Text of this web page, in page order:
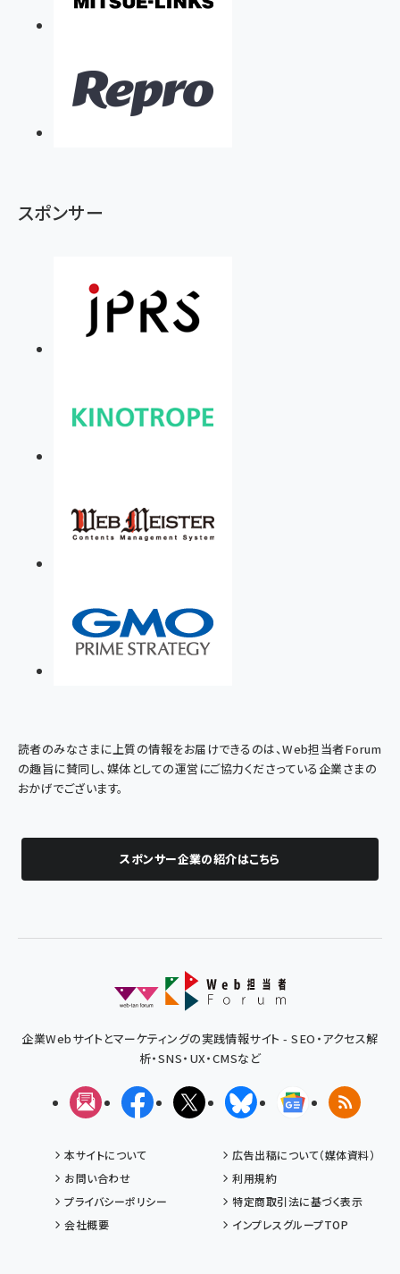
スポンサー
読者のみなさまに上質の情報をお届けできるのは、Web担当者Forum
の趣旨に賛同し、媒体としての運営にご協力くださっている企業さまの
おかげでございます。
スポンサー企業の紹介はこちら
企業Webサイトとマーケティングの実践情報サイト - SEO・アクセス解
析・SNS・UX・CMSなど
メルマガFacebookX(エックス)BlueskyGoogleニュ
RSS
本サイトについて
広告出稿について（媒体資料）
お問い合わせ
利用規約
プライバシーポリシー
特定商取引法に基づく表示
会社概要
インプレスグループTOP